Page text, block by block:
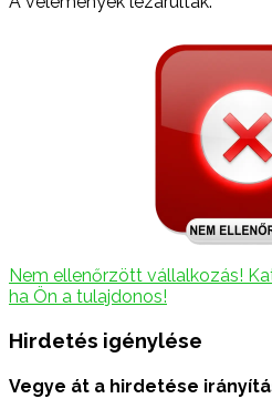
Nem ellenőrzött vállalkozás!
ha Ön a tulajdonos!
Hirdetés igénylése
Vegye át a hirdetése